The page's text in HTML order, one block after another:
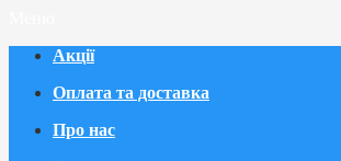
Акції
Оплата та доставка
Про нас